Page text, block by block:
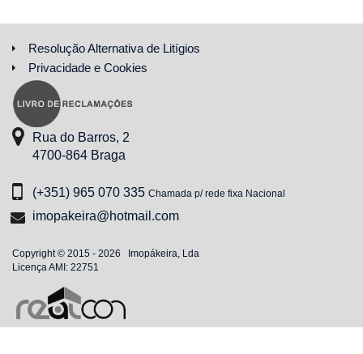
Resolução Alternativa de Litígios
Privacidade e Cookies
Rua do Barros, 2
4700-864 Braga
(+351) 965 070 335 Chamada p/ rede fixa Nacional
imopakeira@hotmail.com
Copyright © 2015 - 2026 Imopákeira, Lda
Licença AMI: 22751